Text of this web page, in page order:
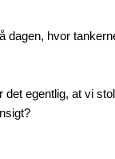
hvor
egentlig, at vi